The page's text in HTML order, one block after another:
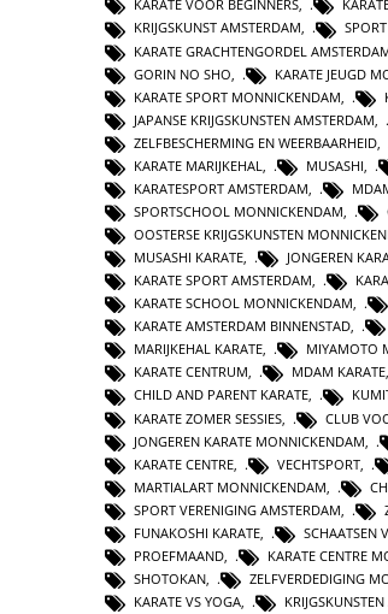
KARATE VOOR BEGINNERS,
KRIJGSKUNST AMSTERDAM,
KARATE GRACHTENGORDEL
GORIN NO SHO
KARATE JEUGD
KARATE SPORT MONNICKENDAM
JAPANSE KRIJGSKUNSTEN AMSTERDAM
ZELFBESCHERMING EN WEERBAARHEID
KARATE MARIJKEHAL
MUSASHI
KARATESPORT AMSTERDAM
SPORTSCHOOL MONNICKENDAM
OOSTERSE KRIJGSKUNSTEN
MUSASHI KARATE, JONGEREN
KARATE SPORT AMSTERDAM,
KARATE SCHOOL MONNICKENDAM,
KARATE AMSTERDAM BINNENSTAD,
MARIJKEHAL KARATE, MIYAMOTO
KARATE CENTRUM, MDAM KARATE,
CHILD AND PARENT KARATE,
KARATE ZOMER SESSIES
CLUB
JONGEREN KARATE MONNICKENDAM
KARATE CENTRE
VECHTSPORT
MARTIALART MONNICKENDAM
SPORT VERENIGING AMSTERDAM
FUNAKOSHI KARATE
SCHAATSEN
PROEFMAAND
KARATE CENTRE
SHOTOKAN
ZELFVERDEDIGING
KARATE VS YOGA,